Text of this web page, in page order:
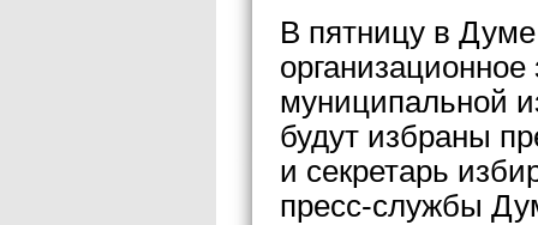
В пятницу в Думе
организационное
муниципальной
будут избраны
и секретарь
пресс-службы